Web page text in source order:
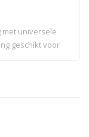
met universele
geschikt voor